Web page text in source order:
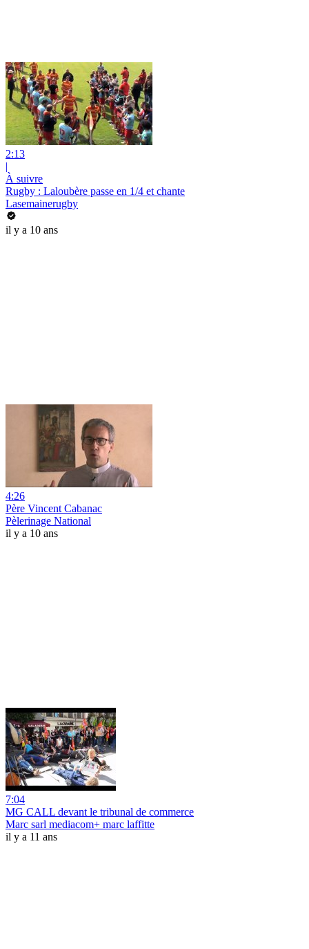
2:13
|
À suivre
Rugby : Laloubère passe en 1/4 et chante
Lasemainerugby
il y a 10 ans
4:26
Père Vincent Cabanac
Pèlerinage National
il y a 10 ans
7:04
MG CALL devant le tribunal de commerce
Marc sarl mediacom+ marc laffitte
il y a 11 ans